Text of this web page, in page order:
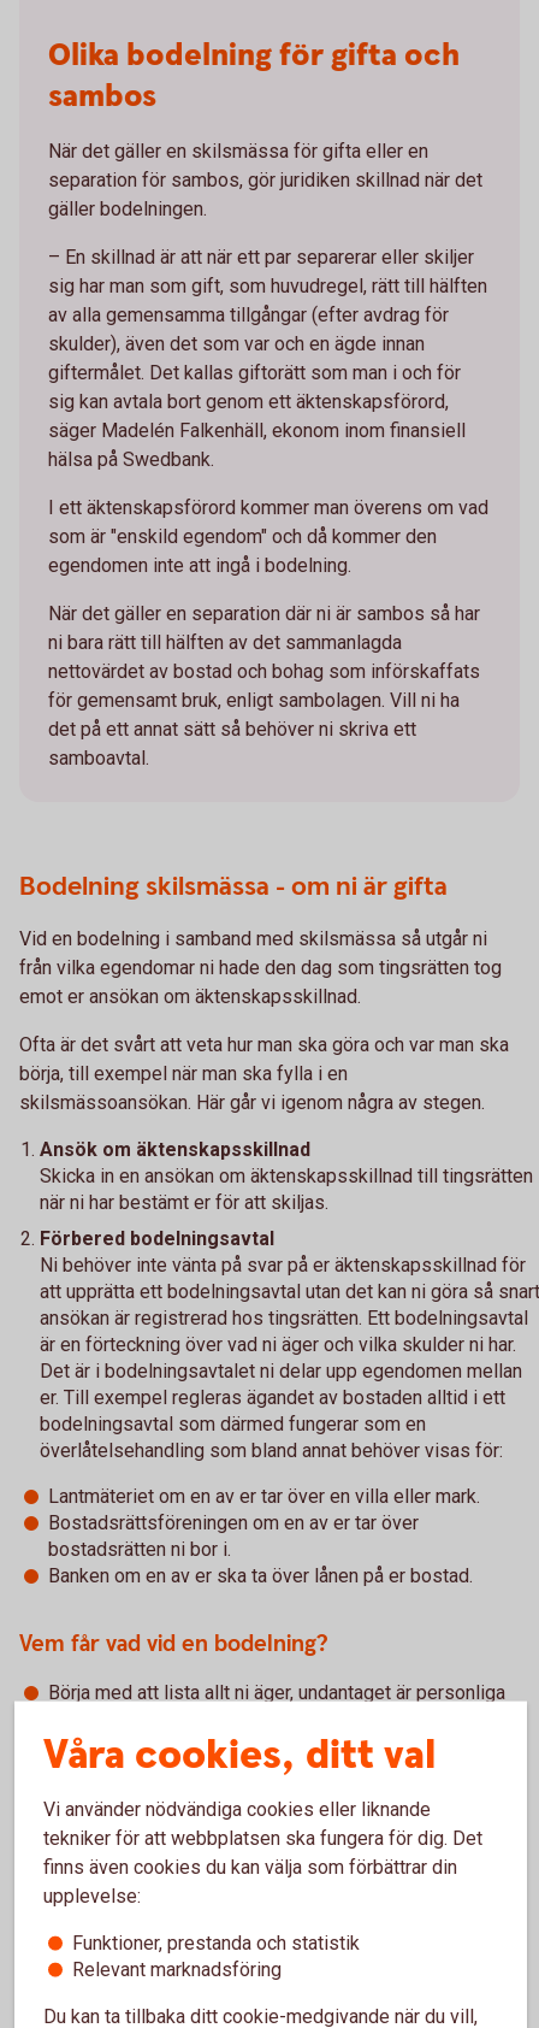
Olika bodelning för gifta och
sambos
När det gäller en skilsmässa för gifta eller en
separation för sambos, gör juridiken skillnad när det
gäller bodelningen.
– En skillnad är att när ett par separerar eller skiljer
sig har man som gift, som huvudregel, rätt till hälften
av alla gemensamma tillgångar (efter avdrag för
skulder), även det som var och en ägde innan
giftermålet. Det kallas giftorätt som man i och för
sig kan avtala bort genom ett äktenskapsförord,
säger Madelén Falkenhäll, ekonom inom finansiell
hälsa på Swedbank.
I ett äktenskapsförord kommer man överens om vad
som är "enskild egendom" och då kommer den
egendomen inte att ingå i bodelning.
När det gäller en separation där ni är sambos så har
ni bara rätt till hälften av det sammanlagda
nettovärdet av bostad och bohag som införskaffats
för gemensamt bruk, enligt sambolagen. Vill ni ha
det på ett annat sätt så behöver ni skriva ett
samboavtal.
Bodelning skilsmässa - om ni är gifta
Vid en bodelning i samband med skilsmässa så utgår ni
från vilka egendomar ni hade den dag som tingsrätten tog
emot er ansökan om äktenskapsskillnad.
Ofta är det svårt att veta hur man ska göra och var man ska
börja, till exempel när man ska fylla i en
skilsmässoansökan. Här går vi igenom några av stegen.
Ansök om äktenskapsskillnad
Skicka in en ansökan om äktenskapsskillnad till tingsrätten
när ni har bestämt er för att skiljas.
Förbered bodelningsavtal
Ni behöver inte vänta på svar på er äktenskapsskillnad för
att upprätta ett bodelningsavtal utan det kan ni göra så snart
ansökan är registrerad hos tingsrätten. Ett bodelningsavtal
är en förteckning över vad ni äger och vilka skulder ni har.
Det är i bodelningsavtalet ni delar upp egendomen mellan
er. Till exempel regleras ägandet av bostaden alltid i ett
bodelningsavtal som därmed fungerar som en
överlåtelsehandling som bland annat behöver visas för:
Lantmäteriet om en av er tar över en villa eller mark.
Bostadsrättsföreningen om en av er tar över
bostadsrätten ni bor i.
Banken om en av er ska ta över lånen på er bostad.
Vem får vad vid en bodelning?
Börja med att lista allt ni äger, undantaget är personliga
äktenskapsförord, villkor i testamente eller gåvobrev.
Dra dina skulder från värdet av det du äger.
Lägg ihop era värden och delar beloppet lika. Det är
endast överskottet ni delar på, inte eventuella skulder
och lån.
Bestäm vem som ska få vad. Du har i första hand rätt att
få dina egna saker och kan ge mellanskillnaden i pengar
till den andre. Om du ska överta en bostad måste du
ofta även överta de bolån som finns. Det är viktigt att
banken godkänt att du tar över lånen innan
bodelningsavtalet skrivs på.
Våra cookies, ditt val
Vi använder nödvändiga cookies eller liknande
tekniker för att webbplatsen ska fungera för dig. Det
finns även cookies du kan välja som förbättrar din
upplevelse:
Funktioner, prestanda och statistik
Relevant marknadsföring
Du kan ta tillbaka ditt cookie-medgivande när du vill,